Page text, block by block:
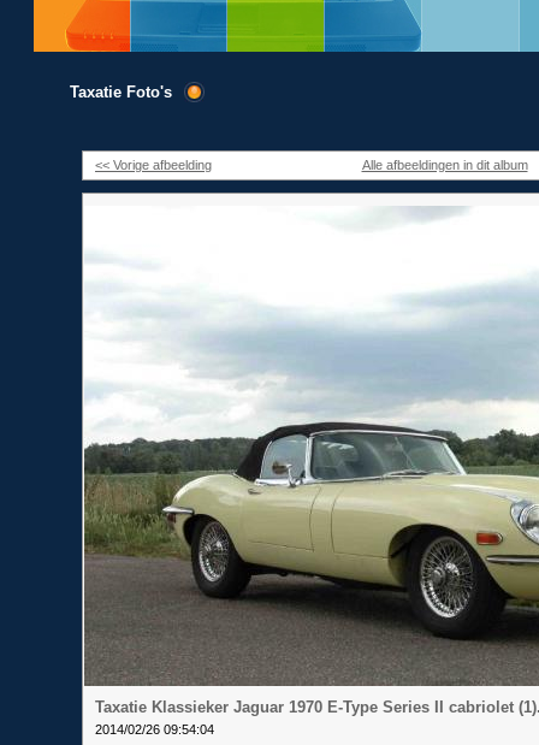
Taxatie Foto's
<< Vorige afbeelding Alle afbeeldingen in dit album
Taxatie Klassieker Jaguar 1970 E-Type Series II cabriolet
2014/02/26 09:54:04